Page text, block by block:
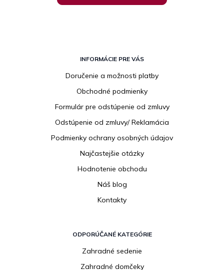
INFORMÁCIE PRE VÁS
Doručenie a možnosti platby
Obchodné podmienky
Formulár pre odstúpenie od zmluvy
Odstúpenie od zmluvy/ Reklamácia
Podmienky ochrany osobných údajov
Najčastejšie otázky
Hodnotenie obchodu
Náš blog
Kontakty
ODPORÚČANÉ KATEGÓRIE
Zahradné sedenie
Zahradné domčeky